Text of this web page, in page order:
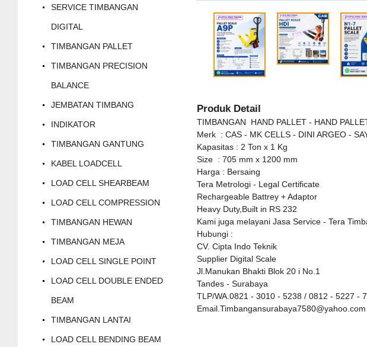
SERVICE TIMBANGAN
DIGITAL
TIMBANGAN PALLET
TIMBANGAN PRECISION
BALANCE
JEMBATAN TIMBANG
INDIKATOR
TIMBANGAN GANTUNG
KABEL LOADCELL
LOAD CELL SHEARBEAM
LOAD CELL COMPRESSION
TIMBANGAN HEWAN
TIMBANGAN MEJA
LOAD CELL SINGLE POINT
LOAD CELL DOUBLE ENDED
BEAM
TIMBANGAN LANTAI
LOAD CELL BENDING BEAM
Produk Detail
TIMBANGAN HAND PALLET - HAND
Merk : CAS - MK CELLS - DINI ARGEO -
Kapasitas : 2 Ton x 1 Kg
Size : 705 mm x 1200 mm
Harga : Bersaing
Tera Metrologi - Legal Certificate
Rechargeable Battrey + Adaptor
Heavy Duty,Built in RS 232
Kami juga melayani Jasa Service - Tera
Hubungi :
CV. Cipta Indo Teknik
Supplier Digital Scale
Jl.Manukan Bhakti Blok 20 i No.1
Tandes - Surabaya
TLP/WA.0821 - 3010 - 5238 / 0812 - 5227 -
Email.Timbangansurabaya7580@yahoo.com